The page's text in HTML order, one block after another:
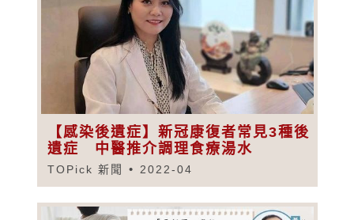
【感染後遺症】新冠康復者常見3種後
遺症 中醫推介調理食療湯水
TOPick 新聞 2022-04